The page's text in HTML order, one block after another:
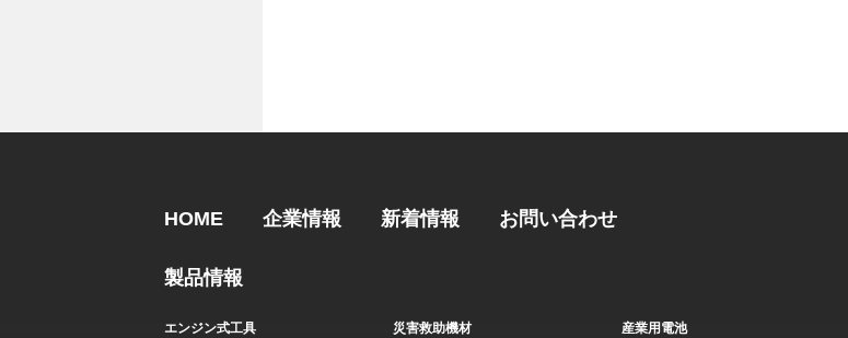
HOME 企業情報 新着情報 お問い合わせ
製品情報
エンジン式工具
災害救助機材
産業用電池